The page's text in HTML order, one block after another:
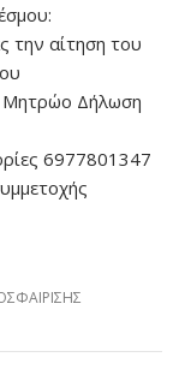
την αίτηση του
Μητρώο Δήλωση
6977801347